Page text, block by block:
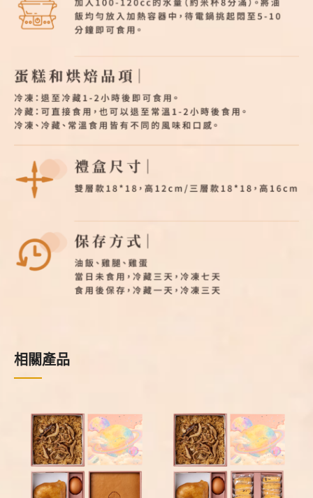
相關產品